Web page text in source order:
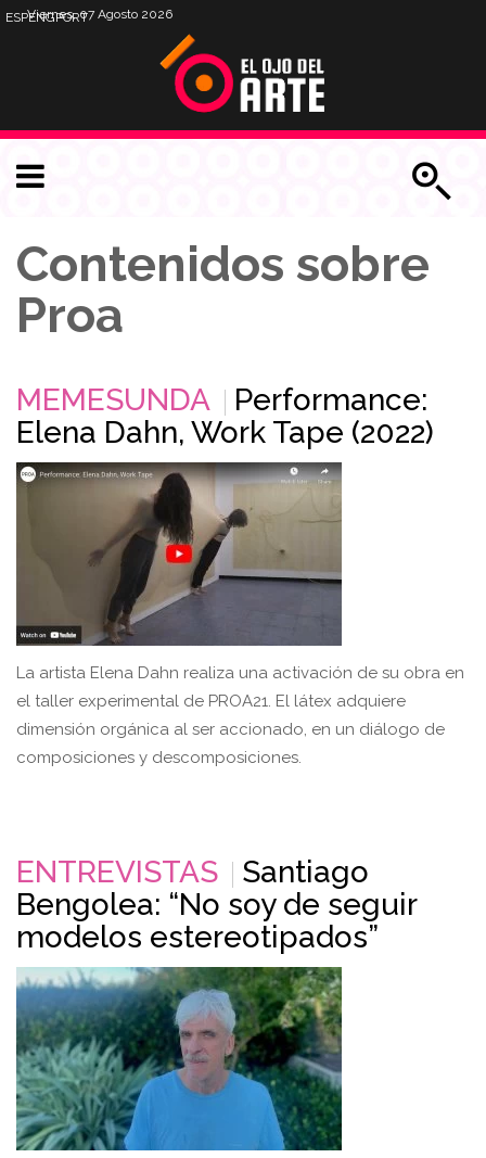
Viernes, 07 Agosto 2026
ESPENGPORT
Contenidos sobre
Proa
MEMESUNDA
Performance:
Elena Dahn, Work Tape (2022)
La artista Elena Dahn realiza una activación de su obra en
el taller experimental de PROA21. El látex adquiere
dimensión orgánica al ser accionado, en un diálogo de
composiciones y descomposiciones.
ENTREVISTAS
Santiago
Bengolea: “No soy de seguir
modelos estereotipados”